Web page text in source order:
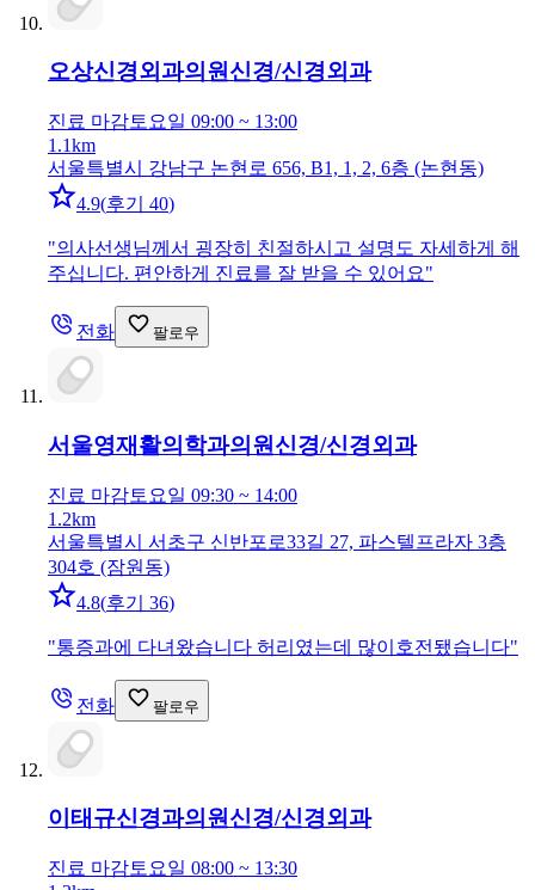
오상신경외과의원신경/신경외과
진료 마감토요일 09:00 ~ 13:00
1.1km
서울특별시 강남구 논현로 656, B1, 1, 2, 6층 (논현동)
4.9(후기 40)
"의사선생님께서 굉장히 친절하시고 설명도 자세하게 해
주십니다. 편안하게 진료를 잘 받을 수 있어요"
전화 팔로우
서울영재활의학과의원신경/신경외과
진료 마감토요일 09:30 ~ 14:00
1.2km
서울특별시 서초구 신반포로33길 27, 파스텔프라자 3층
304호 (잠원동)
4.8(후기 36)
"통증과에 다녀왔습니다 허리였는데 많이호전됐습니다"
전화 팔로우
이태규신경과의원신경/신경외과
진료 마감토요일 08:00 ~ 13:30